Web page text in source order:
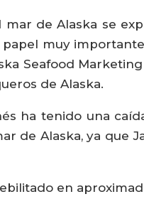
de Alaska se
papel muy
Seafood
de Alaska.
ha tenido una
de Alaska, ya que
en